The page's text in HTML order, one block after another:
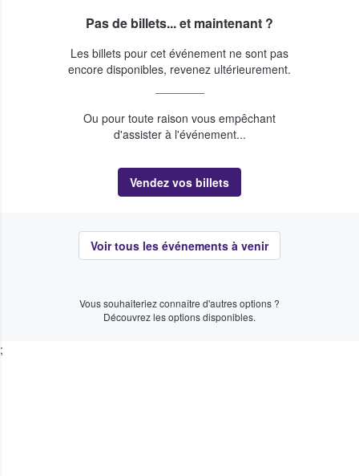
Pas de billets... et maintenant ?
Les billets pour cet événement ne sont pas
encore disponibles, revenez ultérieurement.
Ou pour toute raison vous empêchant
d'assister à l'événement...
Vendez vos billets
Voir tous les événements à venir
Vous souhaiteriez connaître d'autres options ?
Découvrez les options disponibles.
;